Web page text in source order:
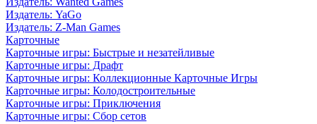
Издатель: YaGo
Издатель: Z-Man Games
Карточные
Карточные игры: Быстрые и незатейливые
Карточные игры: Драфт
Карточные игры: Коллекционные Карточные Игры
Карточные игры: Колодостроительные
Карточные игры: Приключения
Карточные игры: Сбор сетов